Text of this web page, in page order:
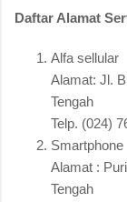
Daftar Alamat
Alfa sellular
Alamat: Jl.
Tengah
Telp. (024)
Smartphone
Alamat :
Tengah